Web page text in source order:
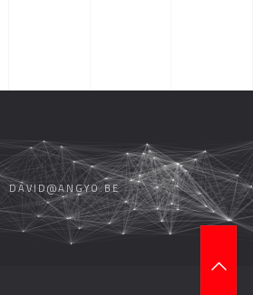
DAVID@ANGYO.BE